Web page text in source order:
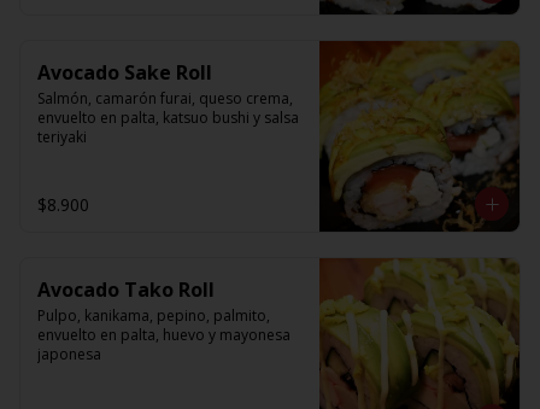
Avocado Sake Roll
Salmón, camarón furai, queso crema,
envuelto en palta, katsuo bushi y salsa
teriyaki
$8.900
Avocado Tako Roll
Pulpo, kanikama, pepino, palmito,
envuelto en palta, huevo y mayonesa
japonesa